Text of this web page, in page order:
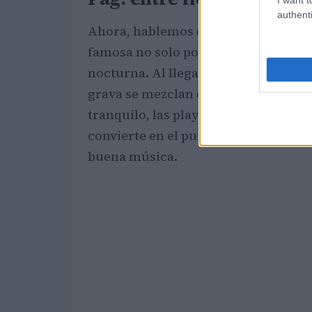
Ahora, hablemos de la isla de
famosa no solo por su belleza
nocturna. Al llegar en ferry,
grava se mezclan con una rica
tranquilo, las playas de
convierte en el punto de encuentro
buena música.